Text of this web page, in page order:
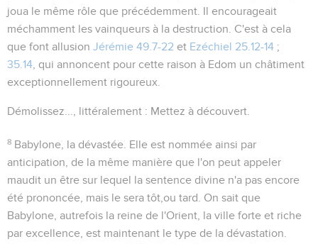
joua le même rôle que précédemment. Il encourageait
méchamment les vainqueurs à la destruction. C'est à cela
que font allusion Jérémie 49.7-22 et Ezéchiel 25.12-14 ;
35.14 , qui annoncent pour cette raison à Edom un châtiment
exceptionnellement rigoureux.
Démolissez... , littéralement : Mettez à découvert
8 Babylone, la dévastée . Elle est nommée ainsi par
anticipation, de la même manière que l'on peut appeler
maudit un être sur lequel la sentence divine n'a pas encore
été prononcée, mais le sera tôt,ou tard. On sait que
Babylone, autrefois la reine de l'Orient , la ville forte et riche
par excellence, est maintenant le type de la dévastation.